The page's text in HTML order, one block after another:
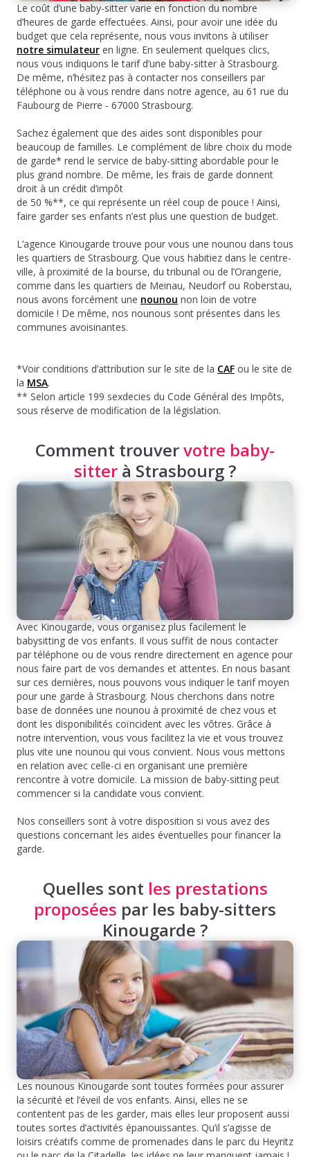
Le coût d’une baby-sitter varie en fonction du nombre
d’heures de garde effectuées. Ainsi, pour avoir une idée du
budget que cela représente, nous vous invitons à utiliser
notre simulateur en ligne. En seulement quelques clics,
nous vous indiquons le tarif d’une baby-sitter à Strasbourg.
De même, n’hésitez pas à contacter nos conseillers par
téléphone ou à vous rendre dans notre agence, au 61 rue du
Faubourg de Pierre - 67000 Strasbourg.
Sachez également que des aides sont disponibles pour
beaucoup de familles. Le complément de libre choix du mode
de garde* rend le service de baby-sitting abordable pour le
plus grand nombre. De même, les frais de garde donnent
droit à un crédit d’impôt
de 50 %**, ce qui représente un réel coup de pouce ! Ainsi,
faire garder ses enfants n’est plus une question de budget.
L’agence Kinougarde trouve pour vous une nounou dans tous
les quartiers de Strasbourg. Que vous habitiez dans le centre-
ville, à proximité de la bourse, du tribunal ou de l’Orangerie,
comme dans les quartiers de Meinau, Neudorf ou Roberstau,
nous avons forcément une nounou non loin de votre
domicile ! De même, nos nounous sont présentes dans les
communes avoisinantes.
*Voir conditions d’attribution sur le site de la CAF ou le site de
la MSA.
** Selon article 199 sexdecies du Code Général des Impôts,
sous réserve de modification de la législation.
Comment trouvervotre baby-
sitter à Strasbourg ?
Avec Kinougarde, vous organisez plus facilement le
babysitting de vos enfants. Il vous suffit de nous contacter
par téléphone ou de vous rendre directement en agence pour
nous faire part de vos demandes et attentes. En nous basant
sur ces dernières, nous pouvons vous indiquer le tarif moyen
pour une garde à Strasbourg. Nous cherchons dans notre
base de données une nounou à proximité de chez vous et
dont les disponibilités coïncident avec les vôtres. Grâce à
notre intervention, vous vous facilitez la vie et vous trouvez
plus vite une nounou qui vous convient. Nous vous mettons
en relation avec celle-ci en organisant une première
rencontre à votre domicile. La mission de baby-sitting peut
commencer si la candidate vous convient.
Nos conseillers sont à votre disposition si vous avez des
questions concernant les aides éventuelles pour financer la
garde.
Quelles sont les prestations
proposées par les baby-sitters
Kinougarde ?
Les nounous Kinougarde sont toutes formées pour assurer
la sécurité et l’éveil de vos enfants. Ainsi, elles ne se
contentent pas de les garder, mais elles leur proposent aussi
toutes sortes d’activités épanouissantes. Qu’il s’agisse de
loisirs créatifs comme de promenades dans le parc du Heyritz